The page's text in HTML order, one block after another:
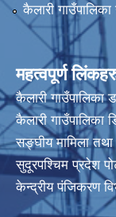
कैलारी
महत्वपूर्ण
कैलारी गाउँपालिका
कैलारी गाउँपालिका
सङ्घीय मामिला
सुदूरपश्चिम प्रदेश
केन्द्रीय प‌ंजिकरण